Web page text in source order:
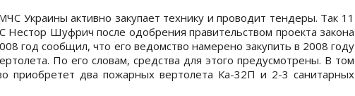
Украины активно закупает технику и проводит тендеры. Так 11
Нестор Шуфрич после одобрения правительством проекта закона
год сообщил, что его ведомство намерено закупить в 2008 году
По его словам, средства для этого предусмотрены. В том
приобретет два пожарных вертолета Ка-32П и 2-3 санитарных